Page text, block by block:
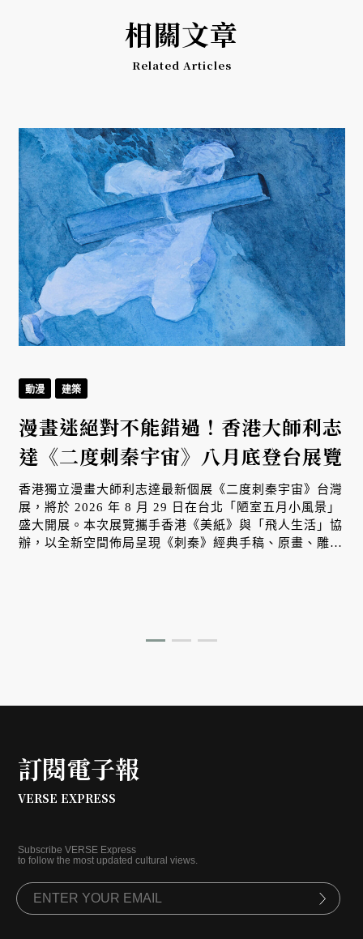
相關文章
Related Articles
動漫 建築
漫畫迷絕對不能錯過！香港大師利志
達《二度刺秦宇宙》八月底登台展覽
香港獨立漫畫大師利志達最新個展《二度刺秦宇宙》台灣
展，將於 2026 年 8 月 29 日在台北「陋室五月小風景」
盛大開展。本次展覽攜手香港《美紙》與「飛人生活」協
辦，以全新空間佈局呈現《刺秦》經典手稿、原畫、雕塑
訂閱電子報
VERSE EXPRESS
Subscribe VERSE Express
to follow the most updated cultural views.